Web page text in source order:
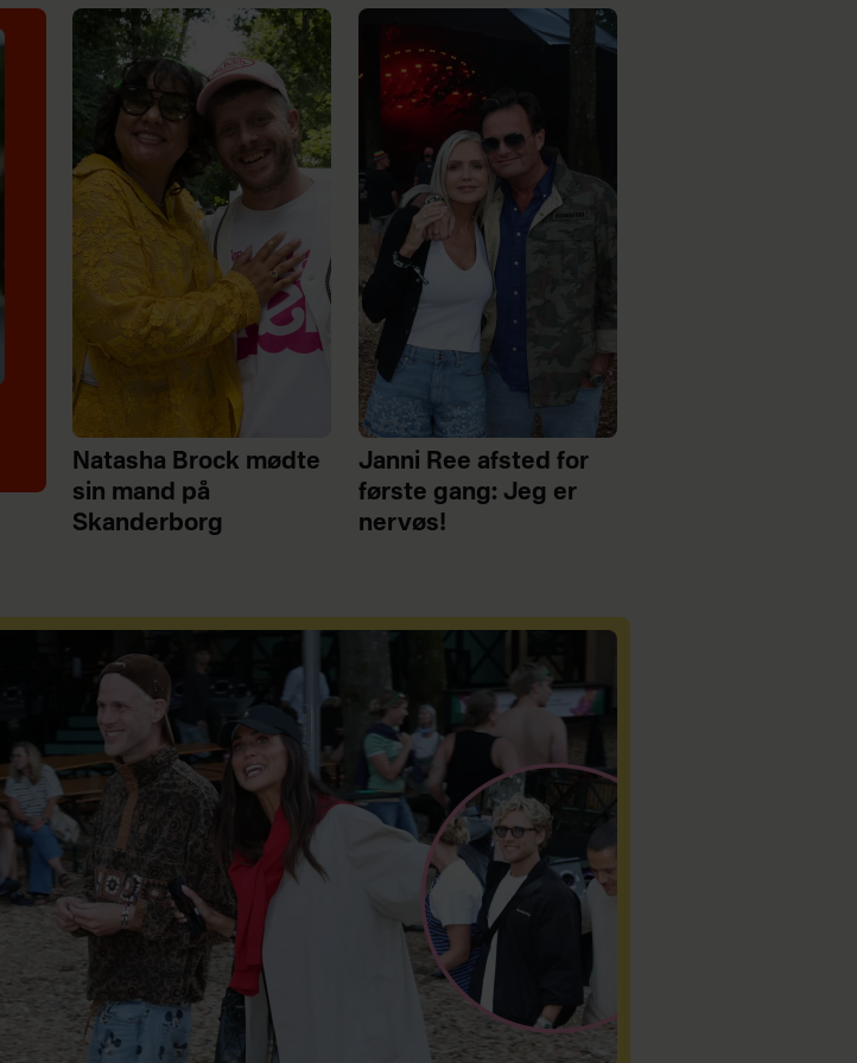
Natasha Brock mødte
sin mand på
Skanderborg
Janni Ree afsted for
første gang: Jeg er
nervøs!